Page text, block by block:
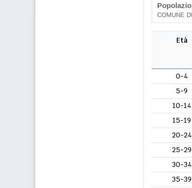
Età
0-4
5-9
10-14
15-19
20-24
25-29
30-34
35-39